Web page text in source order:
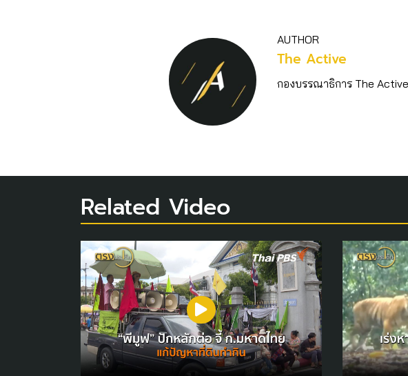
AUTHOR
The Active
กองบรรณาธิการ The Active
Related Video